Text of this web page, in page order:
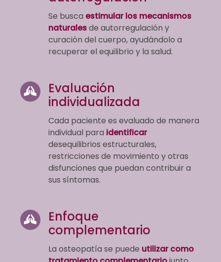
Se busca estimular los mecanismos
naturalesde autorregulación y
curación del cuerpo, ayudándolo a
recuperar el equilibrio y la salud.
Evaluación
individualizada
Cada paciente es evaluado de manera
individual para identificar
desequilibrios estructurales,
restricciones de movimiento y otras
disfunciones que puedan contribuir a
sus síntomas.
Enfoque
complementario
La osteopatía se puede utilizar como